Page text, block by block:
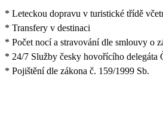
* Leteckou dopravu v turistické třídě
* Transfery v destinaci
* Počet nocí a stravování dle smlouvy o
* 24/7 Služby česky hovořícího delegáta
* Pojištění dle zákona č. 159/1999 Sb.